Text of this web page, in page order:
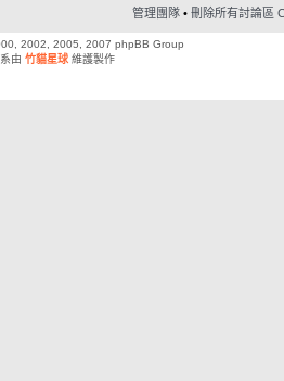
管理團隊 •刪除所有討論區
2002, 2005, 2007 phpBB Group
系由竹貓星球 維護製作